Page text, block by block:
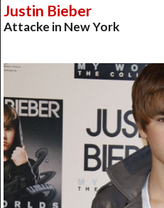
Justin Bieber
Attacke in New York